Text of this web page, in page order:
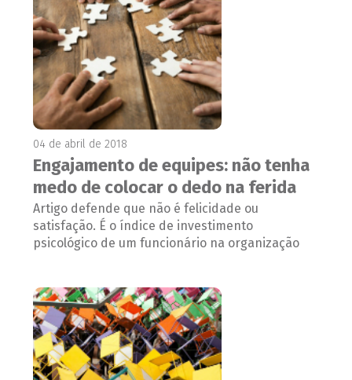
04 de abril de 2018
Engajamento de equipes: não tenha
medo de colocar o dedo na ferida
Artigo defende que não é felicidade ou
satisfação. É o índice de investimento
psicológico de um funcionário na organização